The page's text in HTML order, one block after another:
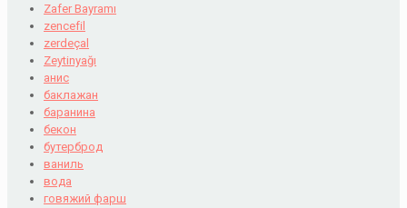
Zafer Bayramı
zencefil
zerdeçal
Zeytinyağı
анис
баклажан
баранина
бекон
бутерброд
ваниль
вода
говяжий фарш